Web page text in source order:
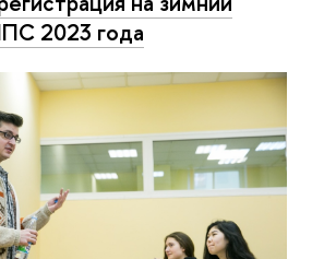
2023 года